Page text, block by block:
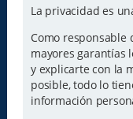
La privacidad es
Como responsable
mayores garantías
y explicarte con la
posible, todo lo
información